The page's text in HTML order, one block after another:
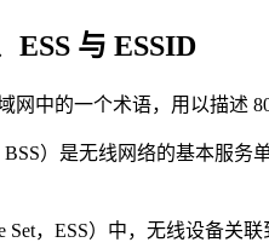
ESS 与 ESSID
网中的一个术语，用以描述
BSS）是无线网络的基本服
Set，ESS）中，无线设备